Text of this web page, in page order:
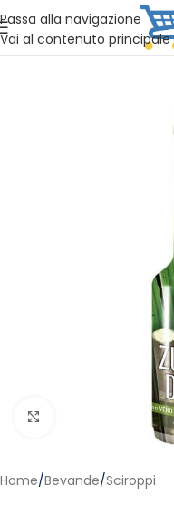
Passa alla navigazione
Vai al contenuto principale
Vuoi assistenza?
Clicca per
Home/Bevande/Sciroppi